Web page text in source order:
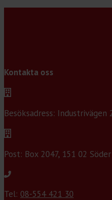
Kontakta oss
Besöksadress:
Post: Box 2047, 151 02
Tel: 08-554 421 30